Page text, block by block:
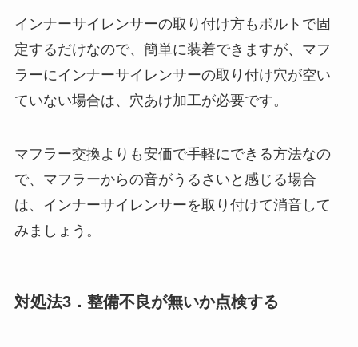
インナーサイレンサーの取り付け方もボルトで固
定するだけなので、簡単に装着できますが、マフ
ラーにインナーサイレンサーの取り付け穴が空い
ていない場合は、穴あけ加工が必要です。
マフラー交換よりも安価で手軽にできる方法なの
で、マフラーからの音がうるさいと感じる場合
は、インナーサイレンサーを取り付けて消音して
みましょう。
対処法3．整備不良が無いか点検する